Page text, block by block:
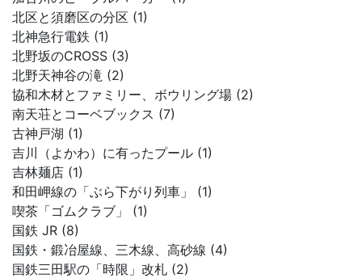
北区と須磨区の分区 (1)
北神急行電鉄 (1)
北野坂のCROSS (3)
北野天神谷の滝 (2)
協和木材とファミリー、ボウリング場 (2)
南天荘とコーベブックス (7)
古神戸湖 (1)
吉川（よかわ）に有ったプール (1)
吉林麺店 (1)
和田岬線の「ぶら下がり列車」 (1)
喫茶「ゴムクラブ」 (1)
国鉄 JR (8)
国鉄・鍛冶屋線、三木線、高砂線 (4)
国鉄三田駅の「時限」改札 (2)